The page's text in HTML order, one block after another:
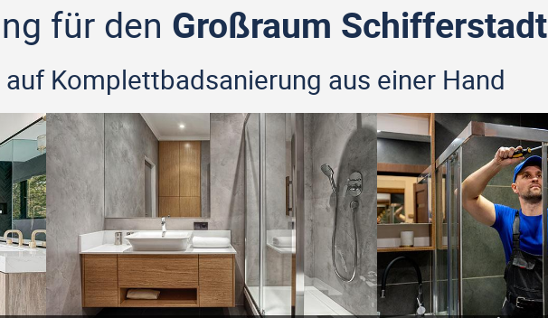
für den Großraum Schifferstadt
Komplettbadsanierung aus einer Hand